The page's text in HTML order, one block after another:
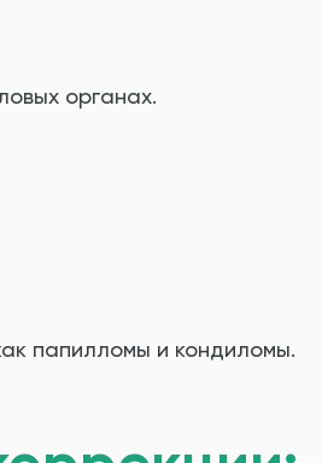
органах.
папилломы и кондиломы.